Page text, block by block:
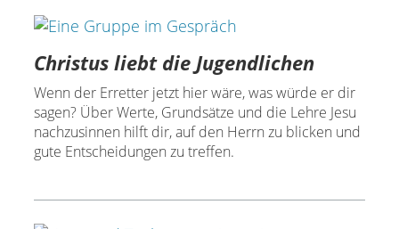
Christus liebt die Jugendlichen
Wenn der Erretter jetzt hier wäre, was würde er dir
sagen? Über Werte, Grundsätze und die Lehre Jesu
nachzusinnen hilft dir, auf den Herrn zu blicken und
gute Entscheidungen zu treffen.